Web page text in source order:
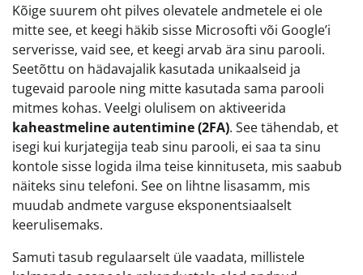
Kõige suurem oht pilves olevatele andmetele ei ole
mitte see, et keegi häkib sisse Microsofti või Google’i
serverisse, vaid see, et keegi arvab ära sinu parooli.
Seetõttu on hädavajalik kasutada unikaalseid ja
tugevaid paroole ning mitte kasutada sama parooli
mitmes kohas. Veelgi olulisem on aktiveerida
kaheastmeline autentimine (2FA). See tähendab, et
isegi kui kurjategija teab sinu parooli, ei saa ta sinu
kontole sisse logida ilma teise kinnituseta, mis saabub
näiteks sinu telefoni. See on lihtne lisasamm, mis
muudab andmete varguse eksponentsiaalselt
keerulisemaks.
Samuti tasub regulaarselt üle vaadata, millistele